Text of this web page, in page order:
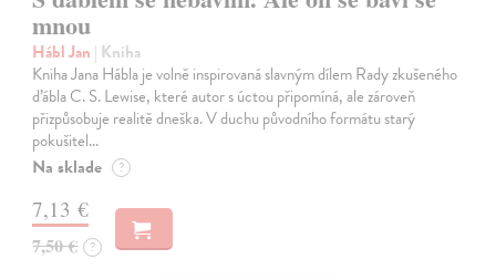
mnou
Hábl Jan | Kniha
Kniha Jana Hábla je volně inspirovaná slavným dílem Rady zkušeného
ďábla C. S. Lewise, které autor s úctou připomíná, ale zároveň
přizpůsobuje realitě dneška. V duchu původního formátu starý
pokušitel…
Na sklade ?
7,13 €
7,50 € ?